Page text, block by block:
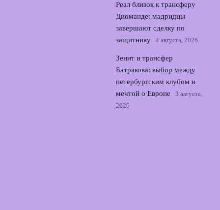
Реал близок к трансферу
Диоманде: мадридцы
завершают сделку по
защитнику
4 августа, 2026
Зенит и трансфер
Батракова: выбор между
петербургским клубом и
мечтой о Европе
3 августа,
2026